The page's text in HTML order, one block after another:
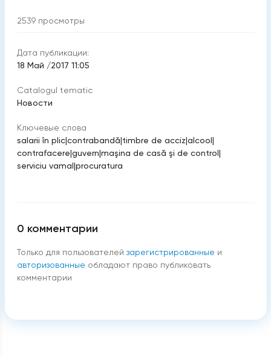
2539 просмотры
Дата публикации:
18 Май /2017 11:05
Catalogul tematic
Новости
Ключевые слова
salarii în plic|contrabandă|timbre de acciz|alcool|
contrafacere|guvern|maşina de casă şi de control|
serviciu vamal|procuratura
0 комментарии
Только для пользователей зарегистрированные и
авторизованные обладают право публиковать
комментарии